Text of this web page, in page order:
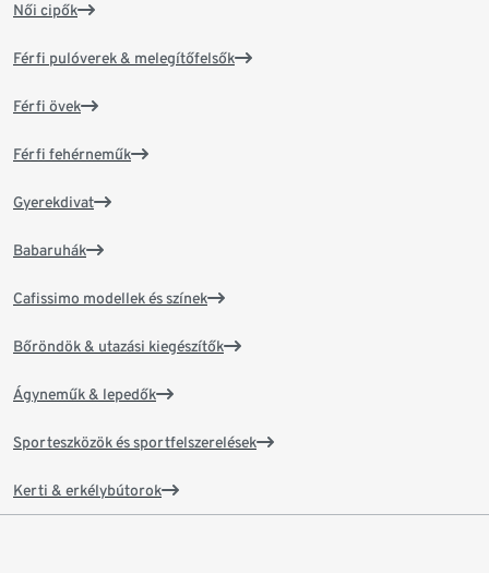
Női cipők
Férfi pulóverek & melegítőfelsők
Férfi övek
Férfi fehérneműk
Gyerekdivat
Babaruhák
Cafissimo modellek és színek
Bőröndök & utazási kiegészítők
Ágyneműk & lepedők
Sporteszközök és sportfelszerelések
Kerti & erkélybútorok